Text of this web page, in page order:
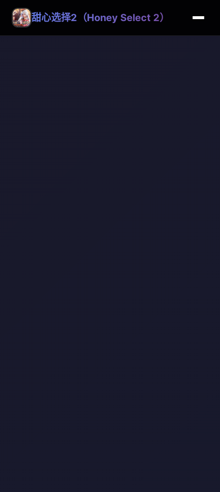
甜心选择2（Honey Select 2）